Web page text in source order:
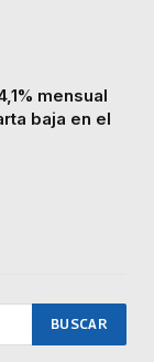
mensual
baja en el